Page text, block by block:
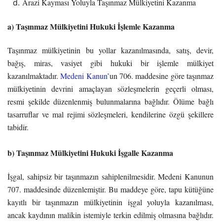
a) Taşınmaz Mülkiyetini Hukuki İşlemle Kazanma
Taşınmaz mülkiyetinin bu yollar kazanılmasında, satış, devir,
bağış, miras, vasiyet gibi hukuki bir işlemle mülkiyet
kazanılmaktadır.Medeni Kanun’un 706. maddesine göre taşınmaz
mülkiyetinin devrini amaçlayan sözleşmelerin geçerli olması,
resmi şekilde düzenlenmiş bulunmalarına bağlıdır. Ölüme bağlı
tasarruflar ve mal rejimi sözleşmeleri, kendilerine özgü şekillere
tabidir.
b) Taşınmaz Mülkiyetini Hukuki İşgalle Kazanma
İşgal, sahipsiz bir taşınmazın sahiplenilmesidir. Medeni Kanunun
707. maddesinde düzenlemiştir. Bu maddeye göre, tapu kütüğüne
kayıtlı bir taşınmazın mülkiyetinin işgal yoluyla kazanılması,
ancak kaydının malikin istemiyle terkin edilmiş olmasına bağlıdır.